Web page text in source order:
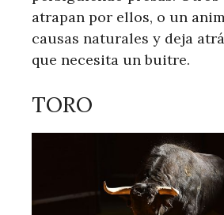
atrapan por ellos, o un
causas naturales y deja
que necesita un buitre.
TORO